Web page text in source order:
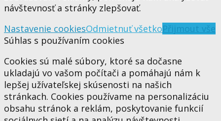
návštevnosť a stránky zlepšovať.
Nastavenie cookiesOdmietnuť všetkoPřijmout vše
Súhlas s používaním cookies
Cookies sú malé súbory, ktoré sa dočasne
ukladajú vo vašom počítači a pomáhajú nám k
lepšej užívateľskej skúsenosti na našich
stránkach. Cookies používame na personalizáciu
obsahu stránok a reklám, poskytovanie funkcií